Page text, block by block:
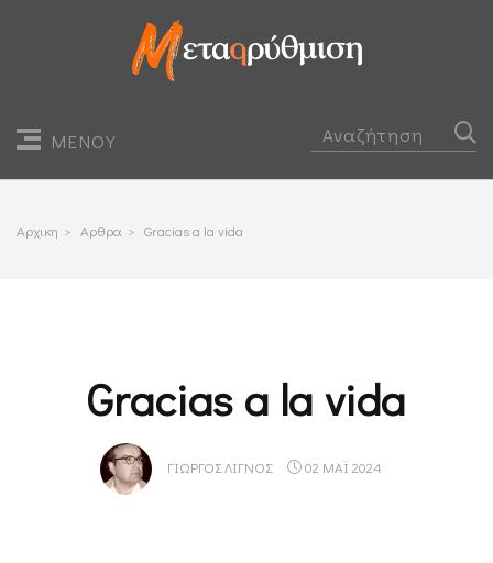
ΜΕΝΟΥ
Αρχικη > Αρθρα > Gracias a la vida
Gracias a la vida
ΓΙΏΡΓΟΣ ΛΙΓΝΌΣ 02 ΜΑΪ 2024